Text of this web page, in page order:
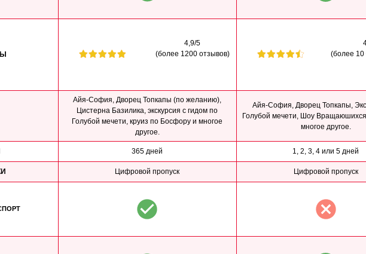
4,9/5
(более 1200 отзывов)
(более 10
Айя-София, Дворец Топкапы (по желанию),
Цистерна Базилика, экскурсия с гидом по
Голубой мечети, круиз по Босфору и многое
другое.
Айя-София, Дворец Топкапы,
Голубой мечети, Шоу
многое другое.
365 дней 1, 2, 3, 4 или 5 дней
Цифровой пропуск Цифровой пропуск